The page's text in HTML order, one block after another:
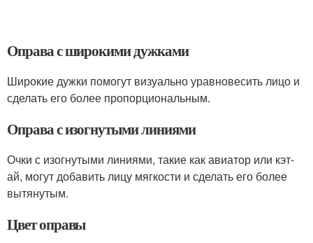
Оправа с широкими дужками
Широкие дужки помогут визуально уравновесить лицо и
сделать его более пропорциональным.
Оправа с изогнутыми линиями
Очки с изогнутыми линиями, такие как авиатор или кэт-
ай, могут добавить лицу мягкости и сделать его более
вытянутым.
Цвет оправы